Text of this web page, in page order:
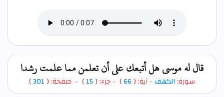
قال له موسى هل أتبعك على أن تعلمن مما علمت رشدا
سورة:الكهف- آية: (66
) - جزء: ( 15) - صفحة: ( 301
)